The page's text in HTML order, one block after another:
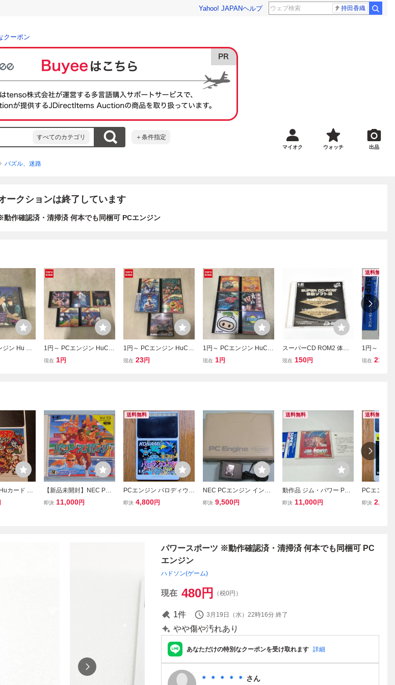
Yahoo! JAPANヘルプ 持田香織
クーポン
すべてのカテゴリ ＋条件指定
マイオク ウォッチ 出品
パズル、迷路
ークションは終了しています
作確認済・清掃済 何本でも同梱可 PCエンジン
ン Hu CA
ンター
1円～ PCエンジン HuCA
RD 天聖龍 ワンダーモモ
現在 1円
1円～ PCエンジン HuCA
RD ドラゴンスピリット
現在 23円
1円～ PCエンジン HuCA
RD ゼロヨンチャンプ フ
現在 1円
スーパーCD ROM2 体験
ソフト集 【箱・説明書有
現在 150円
送料無料
1円～ 送料
ン CD-
現在 21
カード ビ
ルド ソフ
【新品未開封】NEC PC
エンジン パワースポー
即決 11,000円
送料無料
PCエンジン パロディウス
だ！
即決 4,800円
NEC PCエンジン インタ
ーフェースユニット INTE
即決 9,500円
送料無料
動作品 ジム・パワー PC
エンジン スーパーCD-RO
即決 11,000円
送料無料
PCエンジ
用 システ
即決 2,200
パワースポーツ ※動作確認済・清掃済 何本でも同梱可 PC
エンジン
ハドソン(ゲーム)
現在 480円 （税0円）
1件 3月19日（水）22時16分 終了
やや傷や汚れあり
あなただけの特別なクーポンを受け取れます 詳細
＊ ＊ ＊ ＊ ＊ さん